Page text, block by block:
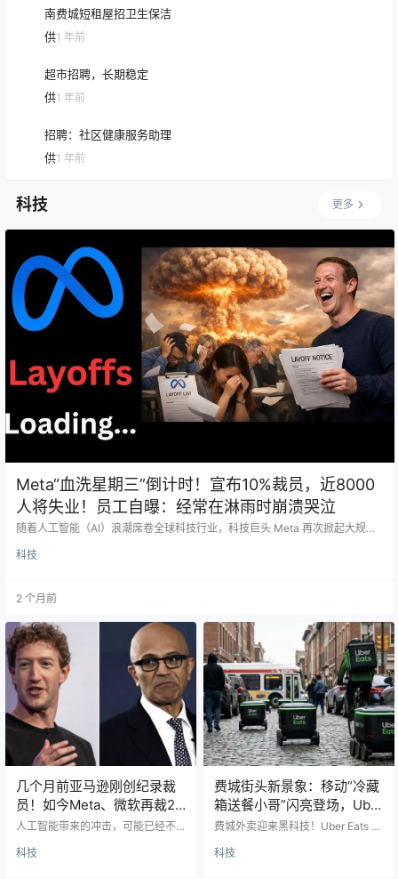
南费城短租屋招卫生保洁
供1 年前
超市招聘，长期稳定
供1 年前
招聘：社区健康服务助理
供1 年前
科技 更多
Meta“血洗星期三”倒计时！宣布10%裁员，近8000
人将失业！员工自曝：经常在淋雨时崩溃哭泣
随着人工智能（AI）浪潮席卷全球科技行业，科技巨头 Meta 再次掀起大规模
0%的员工，涉及近8000人。对于这家拥有约8万名员工的公司来说，这不仅
室里，我…
科技
2 个月前
几个月前亚马逊刚创纪录裁
员！如今Meta、微软再裁2
万+！AI风暴升级了
人工智能带来的冲击，可能已经不
实。 就在本周四，Meta 和 Microso
科技
费城街头新景象：移动“冷藏
箱送餐小哥”闪亮登场，Uber
Eats机器人配送上线！免小
费城外卖迎来黑科技！Uber Eats 上
过，有一天你点的外卖，不是由人
科技